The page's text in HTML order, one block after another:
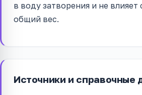
в воду затворения и не
общий вес.
Источники и справочные